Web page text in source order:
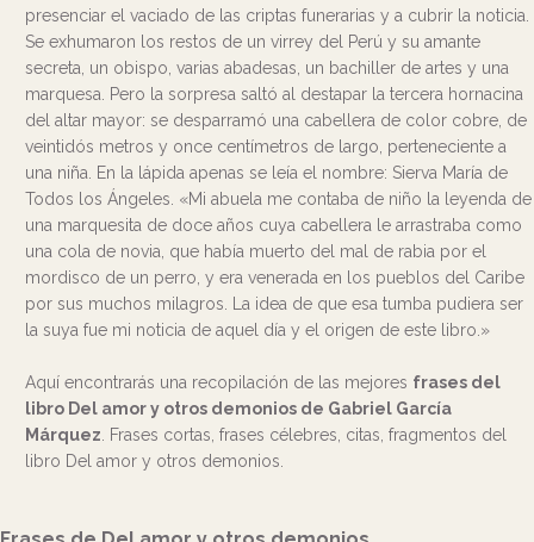
presenciar el vaciado de las criptas funerarias y a cubrir la noticia.
Se exhumaron los restos de un virrey del Perú y su amante
secreta, un obispo, varias abadesas, un bachiller de artes y una
marquesa. Pero la sorpresa saltó al destapar la tercera hornacina
del altar mayor: se desparramó una cabellera de color cobre, de
veintidós metros y once centímetros de largo, perteneciente a
una niña. En la lápida apenas se leía el nombre: Sierva María de
Todos los Ángeles. «Mi abuela me contaba de niño la leyenda de
una marquesita de doce años cuya cabellera le arrastraba como
una cola de novia, que había muerto del mal de rabia por el
mordisco de un perro, y era venerada en los pueblos del Caribe
por sus muchos milagros. La idea de que esa tumba pudiera ser
la suya fue mi noticia de aquel día y el origen de este libro.»
Aquí encontrarás una recopilación de las mejores frases del
libro Del amor y otros demonios de Gabriel García
Márquez . Frases cortas, frases célebres, citas, fragmentos del
libro Del amor y otros demonios.